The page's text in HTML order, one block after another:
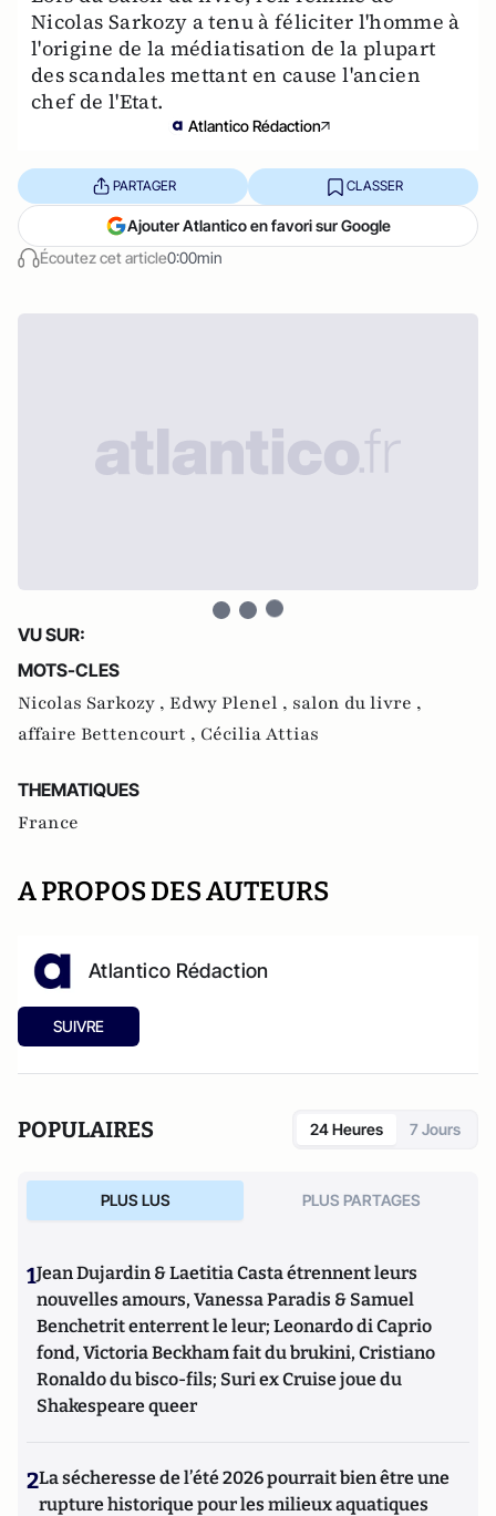
Nicolas Sarkozy a tenu à féliciter l'homme à
l'origine de la médiatisation de la plupart
des scandales mettant en cause l'ancien
chef de l'Etat.
Atlantico Rédaction
Écoutez cet article0:00min
PARTAGER CLASSER
Ajouter Atlantico en favori sur Google
VU SUR:
MOTS-CLES
Nicolas Sarkozy , Edwy Plenel , salon du livre ,
affaire Bettencourt , Cécilia Attias
THEMATIQUES
France
A PROPOS DES AUTEURS
Atlantico Rédaction
SUIVRE
POPULAIRES 24 Heures 7 Jours
PLUS LUS PLUS PARTAGES
1Jean Dujardin & Laetitia Casta étrennent leurs
nouvelles amours, Vanessa Paradis & Samuel
Benchetrit enterrent le leur; Leonardo di Caprio
fond, Victoria Beckham fait du brukini, Cristiano
Ronaldo du bisco-fils; Suri ex Cruise joue du
Shakespeare queer
2La sécheresse de l’été 2026 pourrait bien être une
rupture historique pour les milieux aquatiques